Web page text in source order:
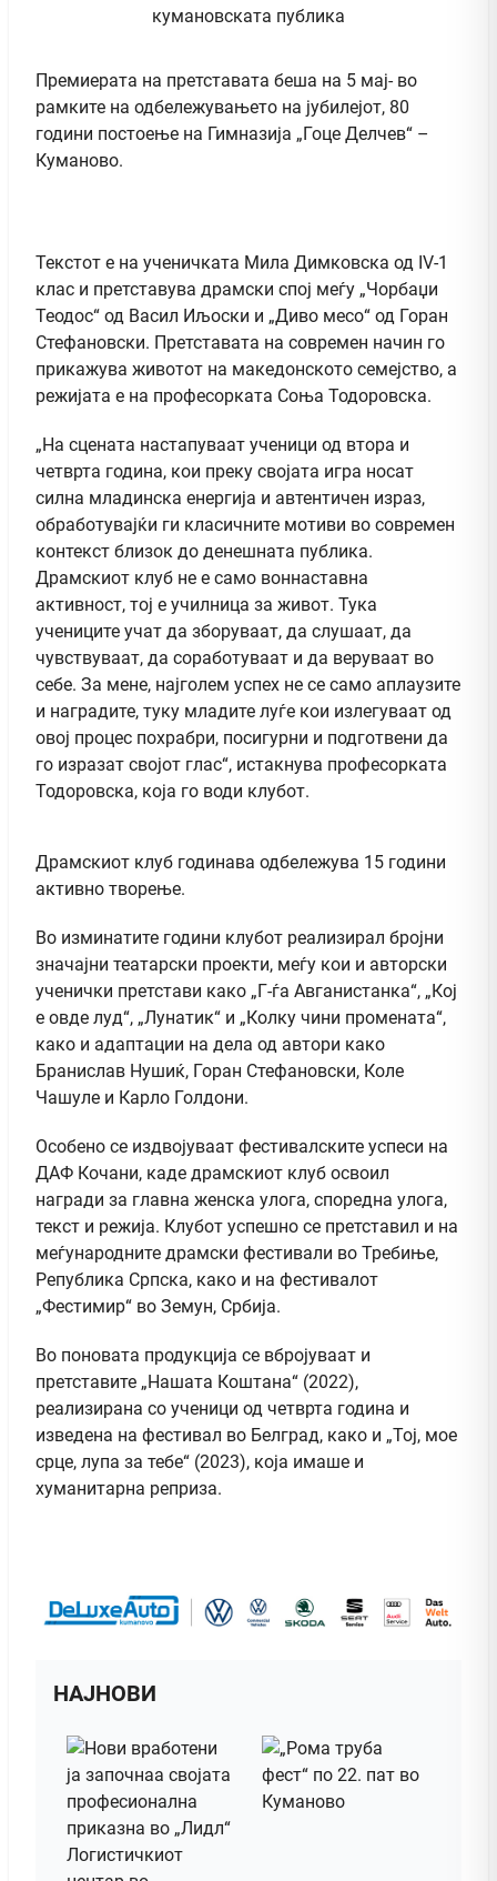
Премиерата на претставата беша на 5 мај- во
рамките на одбележувањето на јубилејот, 80
години постоење на Гимназија „Гоце Делчев“ –
Куманово.
Текстот е на ученичката Мила Димковска од IV-1
клас и претставува драмски спој меѓу „Чорбаџи
Теодос“ од Васил Иљоски и „Диво месо“ од Горан
Стефановски. Претставата на современ начин го
прикажува животот на македонското семејство, а
режијата е на професорката Соња Тодоровска.
„На сцената настапуваат ученици од втора и
четврта година, кои преку својата игра носат
силна младинска енергија и автентичен израз,
обработувајќи ги класичните мотиви во современ
контекст близок до денешната публика.
Драмскиот клуб не е само воннаставна
активност, тој е училница за живот. Тука
учениците учат да зборуваат, да слушаат, да
чувствуваат, да соработуваат и да веруваат во
себе. За мене, најголем успех не се само аплаузите
и наградите, туку младите луѓе кои излегуваат од
овој процес похрабри, посигурни и подготвени да
го изразат својот глас“, истакнува професорката
Тодоровска, која го води клубот.
Драмскиот клуб годинава одбележува 15 години
активно творење.
Во изминатите години клубот реализирал бројни
значајни театарски проекти, меѓу кои и авторски
ученички претстави како „Г-ѓа Авганистанка“, „Кој
е овде луд“, „Лунатик“ и „Колку чини промената“,
како и адаптации на дела од автори како
Бранислав Нушиќ, Горан Стефановски, Коле
Чашуле и Карло Голдони.
Особено се издвојуваат фестивалските успеси на
ДАФ Кочани, каде драмскиот клуб освоил
награди за главна женска улога, споредна улога,
текст и режија. Клубот успешно се претставил и на
меѓународните драмски фестивали во Требиње,
Република Српска, како и на фестивалот
„Фестимир“ во Земун, Србија.
Во поновата продукција се вбројуваат и
претставите „Нашата Коштана“ (2022),
реализирана со ученици од четврта година и
изведена на фестивал во Белград, како и „Тој, мое
срце, лупа за тебе“ (2023), која имаше и
хуманитарна реприза.
НАЈНОВИ